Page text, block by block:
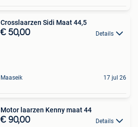
Crosslaarzen Sidi Maat 44,5
€ 50,00 Details
Maaseik 17 jul 26
Motor laarzen Kenny maat 44
€ 90,00 Details